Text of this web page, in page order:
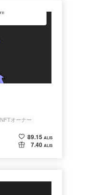
NFTオーナー
89.15 ALIS
7.40 ALIS